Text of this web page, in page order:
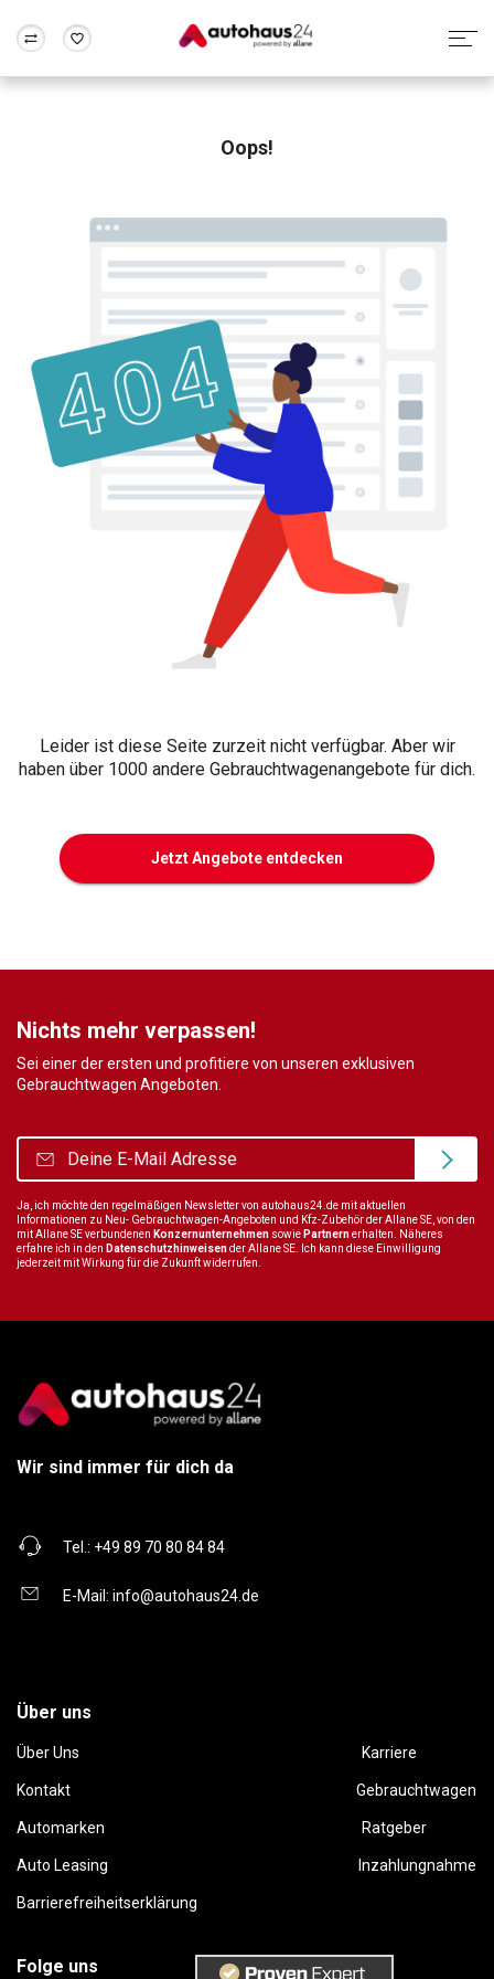
Rund um die Inzahlungnahme
Oops!
Leider ist diese Seite zurzeit nicht verfügbar. Aber wir
haben über 1000 andere Gebrauchtwagenangebote für dich.
Jetzt Angebote entdecken
Nichts mehr verpassen!
Sei einer der ersten und profitiere von unseren exklusiven
Gebrauchtwagen Angeboten.
Ja, ich möchte den regelmäßigen Newsletter von autohaus24.de mit aktuellen
Informationen zu Neu- Gebrauchtwagen-Angeboten und Kfz-Zubehör der Allane SE, von den
mit Allane SE verbundenen Konzernunternehmen sowie Partnernerhalten. Näheres
erfahre ich in den Datenschutzhinweisender Allane SE. Ich kann diese Einwilligung
jederzeit mit Wirkung für die Zukunft widerrufen.
Wir sind immer für dich da
Tel.: +49 89 70 80 84 84
E-Mail: info@autohaus24.de
Über uns
Über Uns Karriere
Kontakt Gebrauchtwagen
Automarken Ratgeber
Auto Leasing Inzahlungnahme
Barrierefreiheitserklärung
Folge uns